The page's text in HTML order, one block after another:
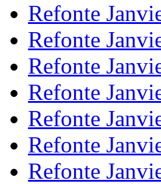
Refonte
Refonte
Refonte
Refonte
Refonte
Refonte
Refonte